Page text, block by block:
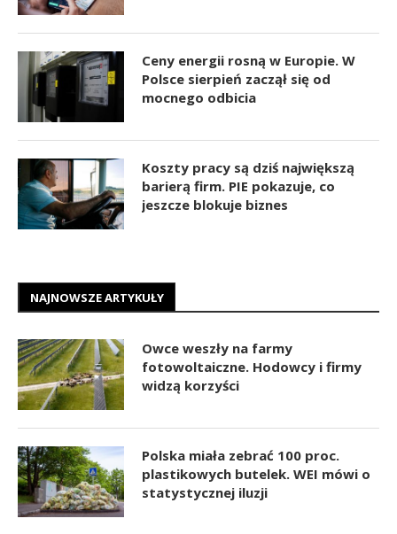
Ceny energii rosną w Europie. W
Polsce sierpień zaczął się od
mocnego odbicia
Koszty pracy są dziś największą
barierą firm. PIE pokazuje, co
jeszcze blokuje biznes
NAJNOWSZE ARTYKUŁY
Owce weszły na farmy
fotowoltaiczne. Hodowcy i firmy
widzą korzyści
Polska miała zebrać 100 proc.
plastikowych butelek. WEI mówi o
statystycznej iluzji